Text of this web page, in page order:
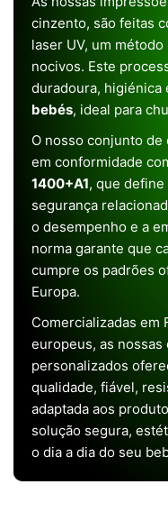
cinzento, são feitas
laser UV, um
nocivos. Este
duradoura, higiénica
bebés, ideal para
O nosso conjunto
em conformidade
1400+A1, que
segurança
o desempenho e a
norma garante que
cumpre os padrões
Europa.
Comercializadas em
europeus, as
personalizados
qualidade, fiável,
adaptada aos
solução segura,
o dia a dia do seu